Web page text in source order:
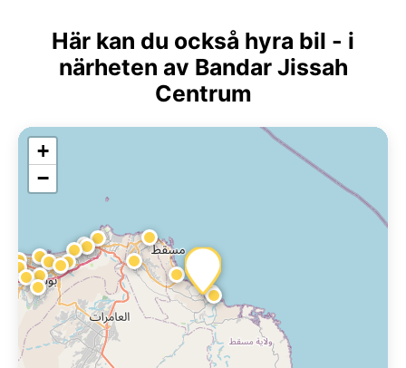
Här kan du också hyra bil - i
närheten av Bandar Jissah
Centrum
+
−